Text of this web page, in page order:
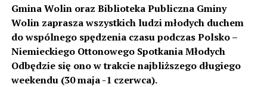
Przedstawiciel GDDKiA mówi, że po roku od oddania
inwestycji będzie przeprowadzona ponowna analiza
hałasu, jeśli decybeli będzie więcej niż sądzono –
wówczas ekrany zostaną zamontowane.
– Jeżeli wyjdzie na to, że są przekroczone normy, to
Gmina Wolin oraz Biblioteka Publiczna Gminy
Wolin zaprasza wszystkich ludzi młodych duchem
do wspólnego spędzenia czasu podczas Polsko –
Niemieckiego Ottonowego Spotkania Młodych
Odbędzie się ono w trakcie najbliższego długiego
weekendu (30 maja -1 czerwca).